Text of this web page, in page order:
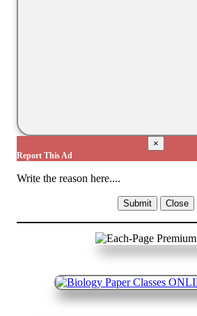
×
Report This Ad
Write the reason here....
Submit Close